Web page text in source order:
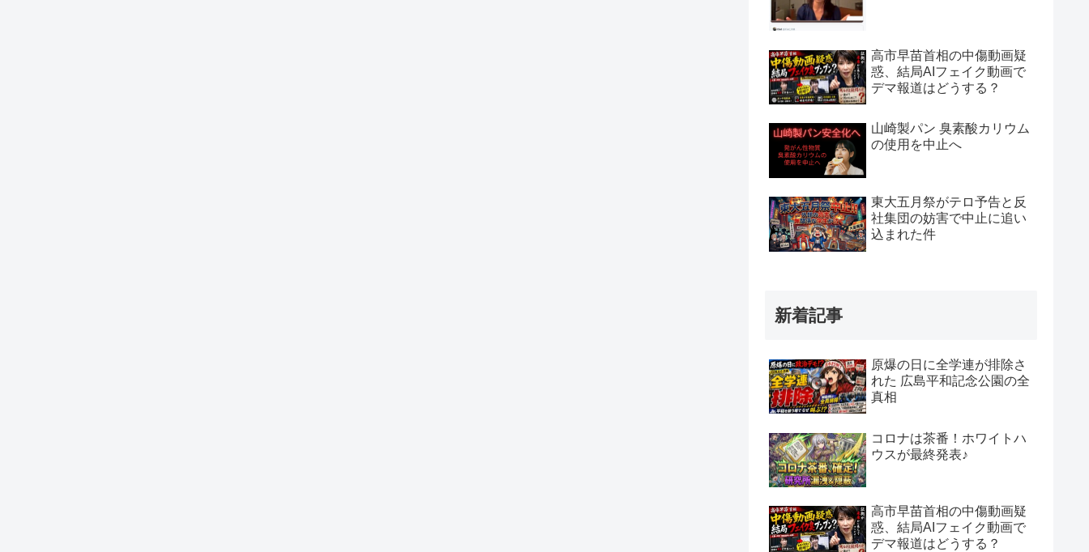
高市早苗首相の中傷動画疑
惑、結局AIフェイク動画で
デマ報道はどうする？
山崎製パン 臭素酸カリウム
の使用を中止へ
東大五月祭がテロ予告と反
社集団の妨害で中止に追い
込まれた件
新着記事
原爆の日に全学連が排除さ
れた 広島平和記念公園の全
真相
コロナは茶番！ホワイトハ
ウスが最終発表♪
高市早苗首相の中傷動画疑
惑、結局AIフェイク動画で
デマ報道はどうする？